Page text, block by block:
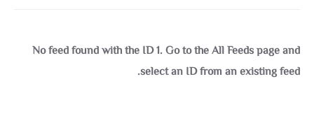
No feed found with the ID 1. Go to theAll Feeds pageand
select an ID from an existing feed.